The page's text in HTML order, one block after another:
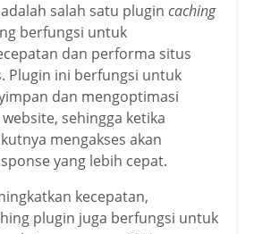
adalah salah satu plugin caching
berfungsi untuk
dan performa situs
Plugin ini berfungsi untuk
dan mengoptimasi
sehingga ketika
mengakses akan
yang lebih cepat.
kecepatan,
plugin juga berfungsi untuk